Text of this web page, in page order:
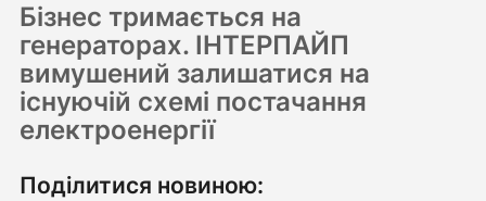
Бізнес тримається на
генераторах. ІНТЕРПАЙП
вимушений залишатися на
існуючій схемі постачання
електроенергії
Поділитися новиною: